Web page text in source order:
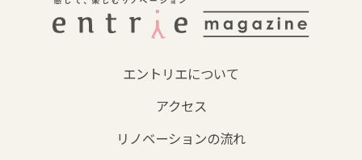
エントリエについて
アクセス
リノベーションの流れ